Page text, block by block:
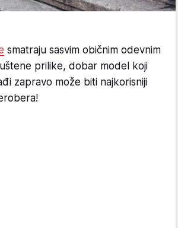
smatraju sasvim običnim odevnim
prilike, dobar model koji
zapravo može biti najkorisniji